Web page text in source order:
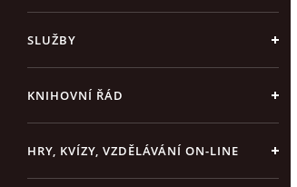
SLUŽBY
KNIHOVNÍ ŘÁD
HRY, KVÍZY, VZDĚLÁVÁNÍ ON-LINE